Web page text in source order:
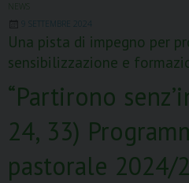
Nazionale
per
l’8xmille
alla
Chiesa
Cattolica
9 SETTEMBRE 2024
Una pista di impegno per
sensibilizzazione e
“Partirono
24, 33)
pastorale 2024/